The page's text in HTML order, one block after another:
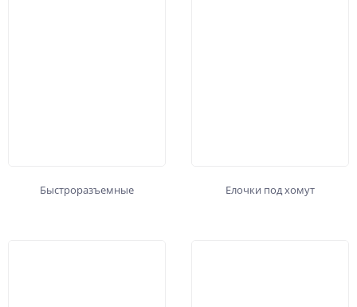
Быстроразъемные Елочки под хомут